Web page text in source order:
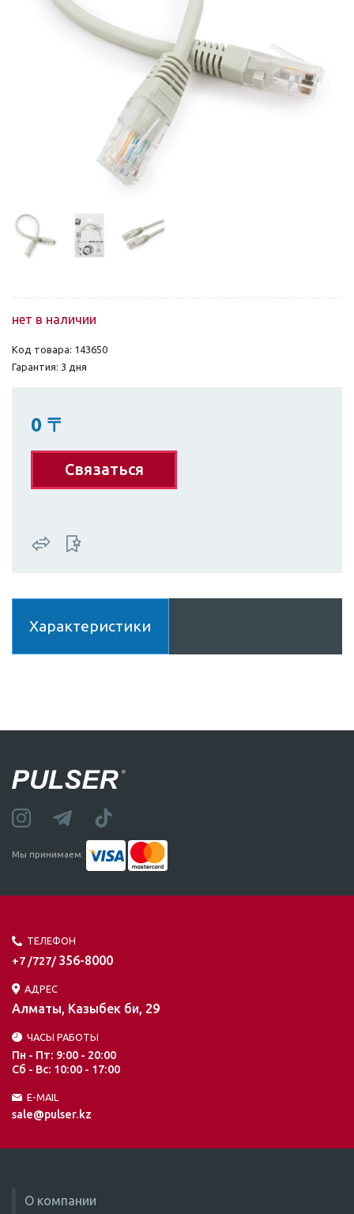
нет в наличии
Код товара: 143650
Гарантия: 3 дня
0 〒
Связаться
Характеристики
Мы принимаем:
ТЕЛЕФОН
+7 /727/ 356-8000
АДРЕС
Алматы, Казыбек би, 29
ЧАСЫ РАБОТЫ
Пн - Пт: 9:00 - 20:00
Сб - Вс: 10:00 - 17:00
E-MAIL
sale@pulser.kz
О компании